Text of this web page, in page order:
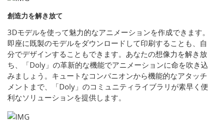
創造力を解き放て
3Dモデルを使って魅力的なアニメーションを作成できます。
即座に既製のモデルをダウンロードして印刷することも、自
分でデザインすることもできます。あなたの想像力を解き放
ち、「Doly」の革新的な機能でアニメーションに命を吹き込
みましょう。キュートなコンパニオンから機能的なアタッチ
メントまで、「Doly」のコミュニティライブラリが素早く便
利なソリューションを提供します。